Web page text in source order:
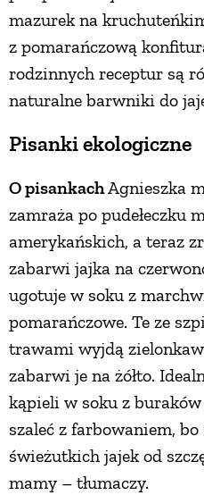
mazurek na
z pomarańczową
rodzinnych receptur są
naturalne barwniki do
Pisanki ekologiczne
O pisankachAgnieszka
zamraża po pudełeczku
amerykańskich, a teraz
zabarwi jajka na
ugotuje w soku z
pomarańczowe. Te ze
trawami wyjdą
zabarwi je na żółto.
kąpieli w soku z
szaleć z farbowaniem,
świeżutkich jajek od
mamy – tłumaczy.